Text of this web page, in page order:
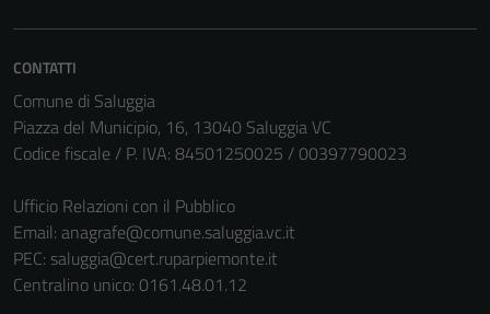
CONTATTI
Comune di Saluggia
Piazza del Municipio, 16, 13040 Saluggia VC
Codice fiscale / P. IVA: 84501250025 / 00397790023
Ufficio Relazioni con il Pubblico
Email: anagrafe@comune.saluggia.vc.it
PEC: saluggia@cert.ruparpiemonte.it
Centralino unico: 0161.48.01.12